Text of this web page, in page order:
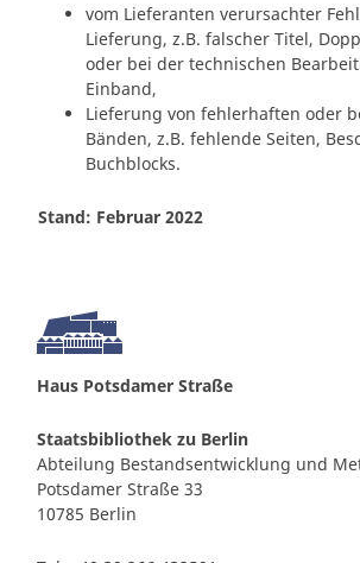
vom Lieferanten verursachter
Lieferung, z.B. falscher Titel,
oder bei der technischen
Einband,
Lieferung von fehlerhaften oder
Bänden, z.B. fehlende Seiten,
Buchblocks.
Stand: Februar 2022
Haus Potsdamer Straße
Staatsbibliothek zu Berlin
Abteilung Bestandsentwicklung und
Potsdamer Straße 33
10785 Berlin